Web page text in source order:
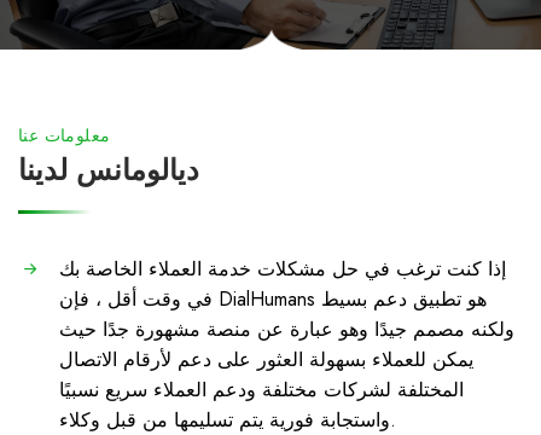
معلومات عنا
ديالومانس لدينا
إذا كنت ترغب في حل مشكلات خدمة العملاء الخاصة بك
في وقت أقل ، فإن DialHumans هو تطبيق دعم بسيط
ولكنه مصمم جيدًا وهو عبارة عن منصة مشهورة جدًا حيث
يمكن للعملاء بسهولة العثور على دعم لأرقام الاتصال
المختلفة لشركات مختلفة ودعم العملاء سريع نسبيًا
واستجابة فورية يتم تسليمها من قبل وكلاء.